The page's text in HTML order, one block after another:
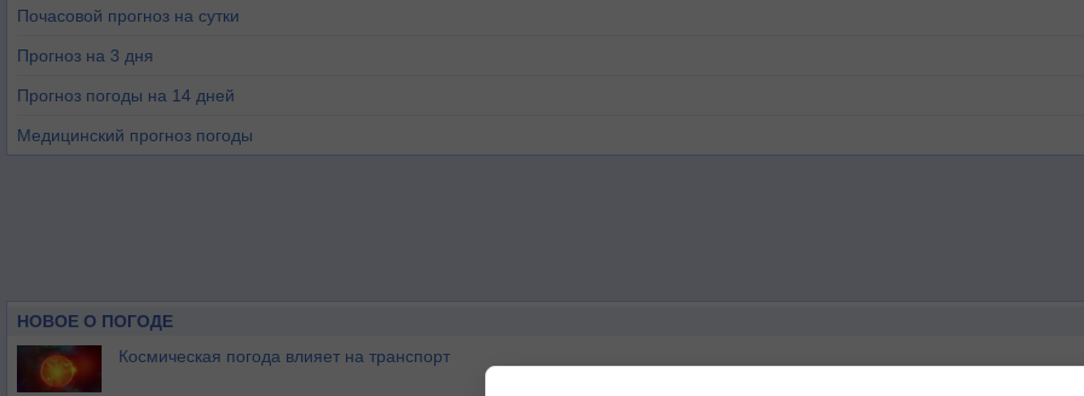
Почасовой прогноз на сутки
Прогноз на 3 дня
Прогноз погоды на 14 дней
Медицинский прогноз погоды
НОВОЕ О ПОГОДЕ
Космическая погода влияет на транспорт